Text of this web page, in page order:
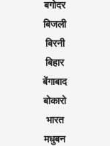
बगोदर
बिजली
बिरनी
बिहार
बेंगाबाद
बोकारो
भारत
मधुबन